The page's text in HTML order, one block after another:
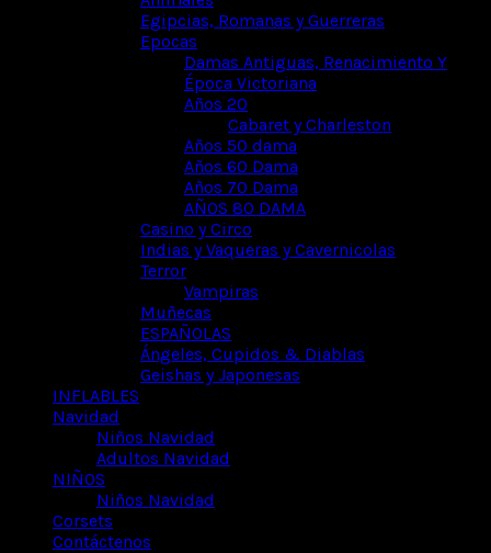
Egipcias, Romanas y Guerreras
Epocas
Damas Antiguas, Renacimiento Y
Época Victoriana
Años 20
Cabaret y Charleston
Años 50 dama
Años 60 Dama
Años 70 Dama
AÑOS 80 DAMA
Casino y Circo
Indias y Vaqueras y Cavernicolas
Terror
Vampiras
Muñecas
ESPAÑOLAS
Ángeles, Cupidos & Diablas
Geishas y Japonesas
INFLABLES
Navidad
Niños Navidad
Adultos Navidad
NIÑOS
Niños Navidad
Corsets
Contáctenos